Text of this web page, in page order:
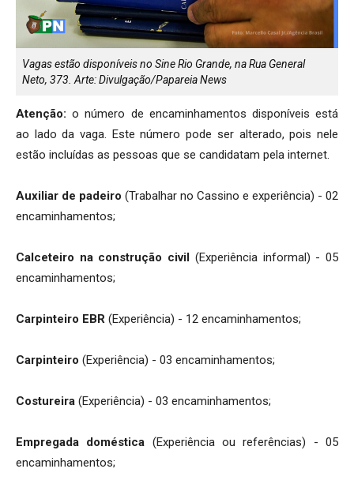
Vagas estão disponíveis no Sine Rio Grande, na Rua General
Neto, 373. Arte: Divulgação/Papareia News
Atenção: o número de encaminhamentos disponíveis está
ao lado da vaga. Este número pode ser alterado, pois nele
estão incluídas as pessoas que se candidatam pela internet.
Auxiliar de padeiro (Trabalhar no Cassino e experiência) - 02
encaminhamentos;
Calceteiro na construção civil (Experiência informal) - 05
encaminhamentos;
Carpinteiro EBR (Experiência) - 12 encaminhamentos;
Carpinteiro (Experiência) - 03 encaminhamentos;
Costureira (Experiência) - 03 encaminhamentos;
Empregada doméstica (Experiência ou referências) - 05
encaminhamentos;